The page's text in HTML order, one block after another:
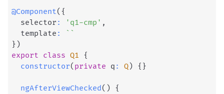
@Component( {
  selector
: 'q1-cmp' ,
  template
: ` `
} )
export class Q1 {
constructor( private q : Q) { }
ngAfterViewChecked( ) {